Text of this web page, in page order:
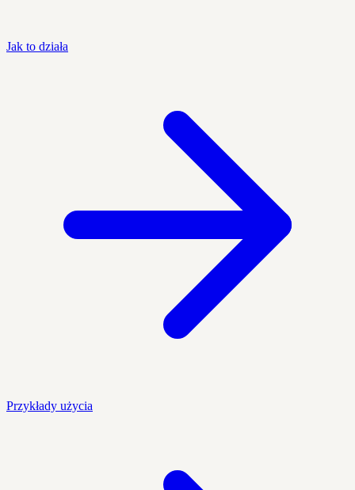
Jak to działa
Przykłady użycia